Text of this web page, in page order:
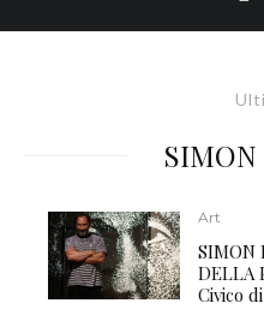
SIMON
Art
SIMON
DELLA
Civico